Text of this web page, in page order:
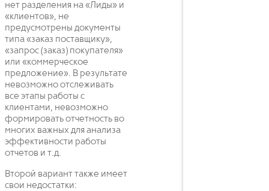
нет разделения на «Лиды» и
«клиентов», не
предусмотрены документы
типа «заказ поставщику»,
«запрос (заказ) покупателя»
или «коммерческое
предложение». В результате
невозможно отслеживать
все этапы работы с
клиентами, невозможно
формировать отчетность во
многих важных для анализа
эффективности работы
отчетов и т.д.
Второй вариант также имеет
свои недостатки: